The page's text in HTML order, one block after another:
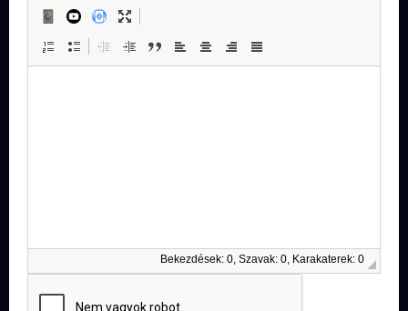
Bekezdések: 0, Szavak: 0, Karakaterek: 0